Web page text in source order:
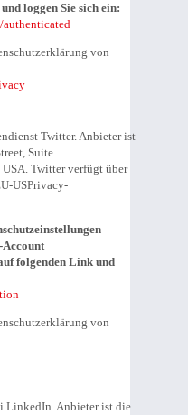
loggen Sie sich ein:
authenticated
von
Twitter. Anbieter ist
Suite
Twitter verfügt über
USPrivacy-
folgenden Link und
von
LinkedIn. Anbieter ist die